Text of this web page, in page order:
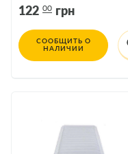
122 00 грн
СООБЩИТЬ О
НАЛИЧИИ